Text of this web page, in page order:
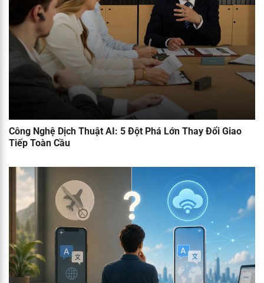
Công Nghệ Dịch Thuật AI: 5 Đột Phá Lớn Thay Đổi Giao
Tiếp Toàn Cầu